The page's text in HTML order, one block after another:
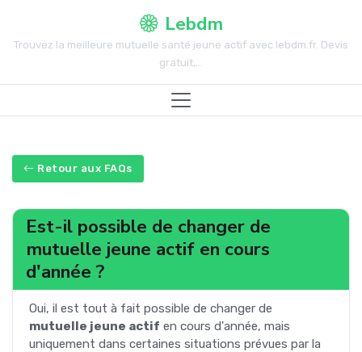
Lebdm
Trouvez la meilleure mutuelle santé jeune actif avec lebdm.fr. Devis
gratuit,...
Retour aux FAQs
Est-il possible de changer de
mutuelle jeune actif en cours
d'année ?
Oui, il est tout à fait possible de changer de
mutuelle jeune actif en cours d'année, mais
uniquement dans certaines situations prévues par la